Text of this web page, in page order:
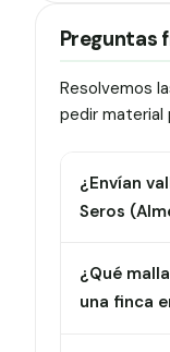
Preguntas
Resolvemos
pedir material
¿Envían
Seros
¿Qué
una finca